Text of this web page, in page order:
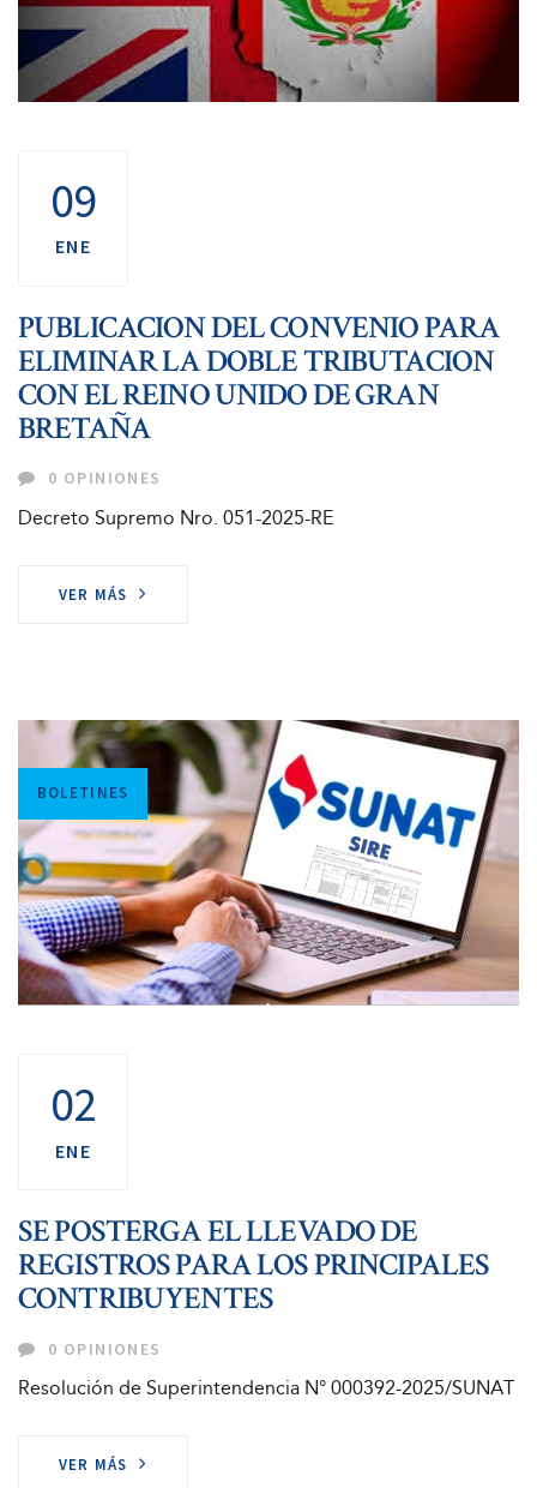
09
ENE
PUBLICACION DEL CONVENIO PARA
ELIMINAR LA DOBLE TRIBUTACION
CON EL REINO UNIDO DE GRAN
BRETAÑA
0 OPINIONES
Decreto Supremo Nro. 051-2025-RE
VER MÁS
Tags
BOLETINES
02
ENE
SE POSTERGA EL LLEVADO DE
REGISTROS PARA LOS PRINCIPALES
CONTRIBUYENTES
0 OPINIONES
Resolución de Superintendencia N° 000392-2025/SUNAT
VER MÁS